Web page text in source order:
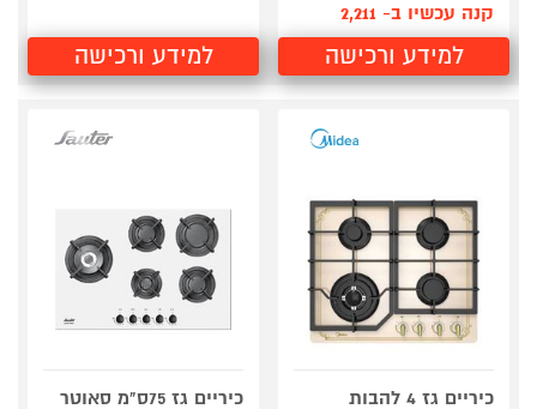
קנה עכשיו ב- 2,211
למידע ורכישה למידע ורכישה
כיריים גז 4 להבות
כיריים גז 75ס"מ סאוטר